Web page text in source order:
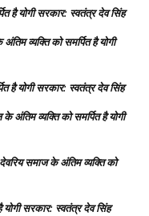
है योगी सरकार: स्वतंत्र देव सिंह
व्यक्ति को समर्पित है योगी
है योगी सरकार: स्वतंत्र देव सिंह
अंतिम व्यक्ति को समर्पित है योगी
देवरिय समाज के अंतिम व्यक्ति को
योगी सरकार: स्वतंत्र देव सिंह